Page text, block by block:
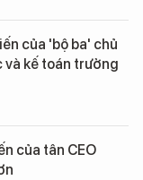
của 'bộ ba' chủ
kế toán trưởng
của tân CEO